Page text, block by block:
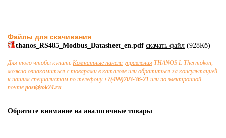
Файлы для скачивания
thanos_RS485_Modbus_Datasheet_en.pdf скачать файл (928Кб)
Для того чтобы купить Комнатные панели управления THANOS L Thermokon,
можно ознакомиться с товарами в каталоге или обратиться за консультацией
к нашим специалистам по телефону+7(499)703-36-21 или по электронной
почте post@tok24.ru.
Обратите внимание на аналогичные товары